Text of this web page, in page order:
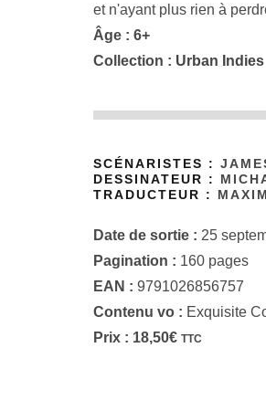
et n'ayant plus rien à
Âge : 6+
Collection : Urban Indies
SCÉNARISTES :
DESSINATEUR :
TRADUCTEUR :
Date de sortie : 25
Pagination : 160 pages
EAN : 9791026856757
Contenu vo : Exquisite
Prix : 18,50€ TTC